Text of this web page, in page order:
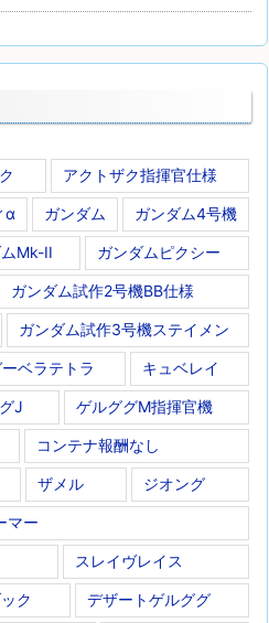
アクトザク指揮官仕様
α ガンダム ガンダム4号機
Mk-II ガンダムピクシー
ガンダム試作2号機BB仕様
ガンダム試作3号機ステイメン
ベラテトラ キュベレイ
J ゲルググM指揮官機
コンテナ報酬なし
ザメル ジオング
マー
スレイヴレイス
ク デザートゲルググ